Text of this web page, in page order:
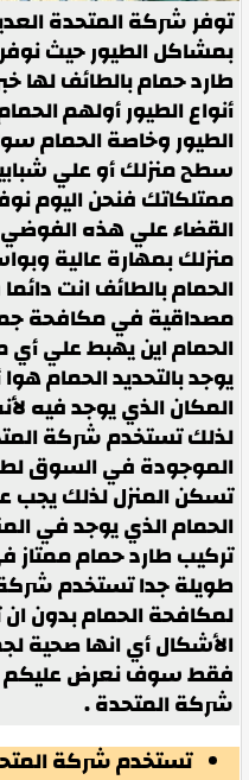
توفر شركة المتحدة
بمشاكل الطيور حيث
طارد حمام بالطائف لها
أنواع الطيور أولهم
الطيور وخاصة الحمام
سطح منزلك أو علي
ممتلكاتك فنحن اليوم
القضاء علي هذه
منزلك بمهارة عالية
الحمام بالطائف انت
مصداقية في مكافحة
الحمام اين يهبط علي
يوجد بالتحديد الحمام
المكان الذي يوجد فيه
لذلك تستخدم شركة
الموجودة في السوق
تسكن المنزل لذلك يجب
الحمام الذي يوجد في
تركيب طارد حمام ممتاز
طويلة جدا تستخدم
لمكافحة الحمام بدون
الأشكال أي انها صحية
فقط سوف نعرض عليكم
شركة المتحدة .
تستخدم شركة